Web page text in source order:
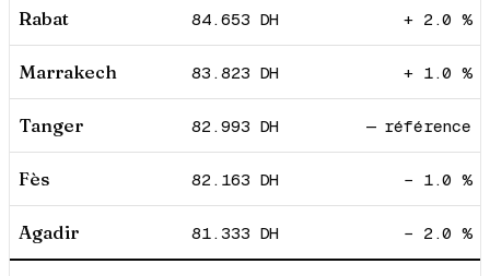
Rabat 84.653 DH + 2.0 %
Marrakech 83.823 DH + 1.0 %
Tanger 82.993 DH — référence
Fès 82.163 DH − 1.0 %
Agadir 81.333 DH − 2.0 %